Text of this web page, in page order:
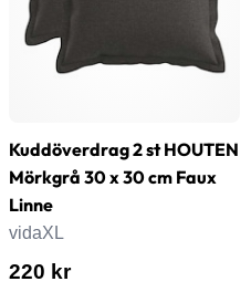
Kuddöverdrag 2 st HOUTEN
Mörkgrå 30 x 30 cm Faux
Linne
vidaXL
220 kr